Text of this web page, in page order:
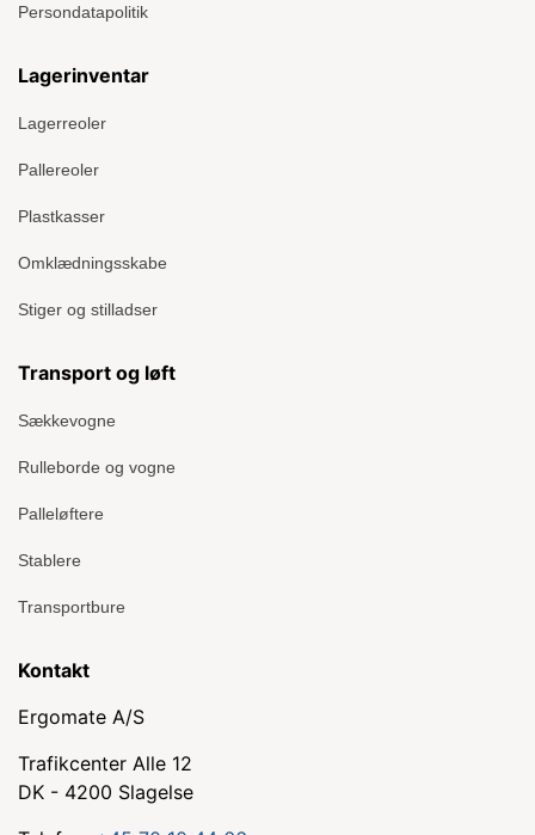
Persondatapolitik
Lagerinventar
Lagerreoler
Pallereoler
Plastkasser
Omklædningsskabe
Stiger og stilladser
Transport og løft
Sækkevogne
Rulleborde og vogne
Palleløftere
Stablere
Transportbure
Kontakt
Ergomate A/S
Trafikcenter Alle 12
DK - 4200 Slagelse